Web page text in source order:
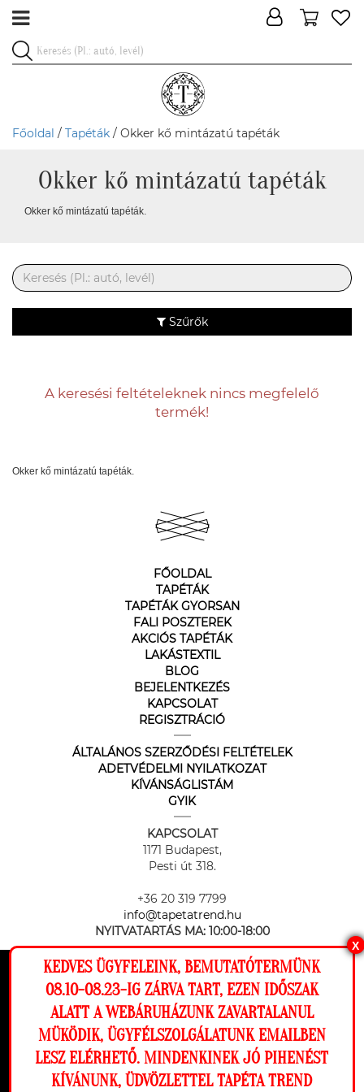
Ez a weboldal cookie-kat használ, hogy a
lehető legjobb élményt nyújtsa honlapunkon.
Beállítások
Elutasítom Engedélyezem
Főoldal / Tapéták / Okker kő mintázatú tapéták
Okker kő mintázatú tapéták
Okker kő mintázatú tapéták.
Szűrők
A keresési feltételeknek nincs megfelelő
termék!
Okker kő mintázatú tapéták.
FŐOLDAL
TAPÉTÁK
TAPÉTÁK GYORSAN
FALI POSZTEREK
AKCIÓS TAPÉTÁK
LAKÁSTEXTIL
BLOG
BEJELENTKEZÉS
KAPCSOLAT
REGISZTRÁCIÓ
ÁLTALÁNOS SZERZŐDÉSI FELTÉTELEK
ADETVÉDELMI NYILATKOZAT
KÍVÁNSÁGLISTÁM
GYIK
KAPCSOLAT
1171 Budapest,
Pesti út 318.
+36 20 319 7799
info@tapetatrend.hu
NYITVATARTÁS MA: 10:00-18:00
Az online fizetést a Barion Payment Zrt. biztosítja, MNB engedély
száma: H-EN-I-1064/2013
X
KEDVES ÜGYFELEINK, BEMUTATÓTERMÜNK
08.10-08.23-IG ZÁRVA TART, EZEN IDŐSZAK
ALATT A WEBÁRUHÁZUNK ZAVARTALANUL
MÜKÖDIK, ÜGYFÉLSZOLGÁLATUNK EMAILBEN
LESZ ELÉRHETŐ. MINDENKINEK JÓ PIHENÉST
KÍVÁNUNK, ÜDVÖZLETTEL TAPÉTA TREND